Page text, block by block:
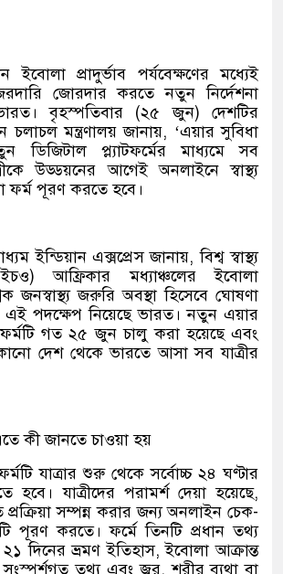
ইবোলা প্রাদুর্ভাব পর্যবেক্ষণের মধ্যেই
জোরদার করতে নতুন নির্দেশনা
বৃহস্পতিবার (২৫ জুন) দেশটির
চলাচল মন্ত্রণালয় জানায়, ‘এয়ার সুবিধা
ডিজিটাল প্ল্যাটফর্মের মাধ্যমে সব
উড্ডয়নের আগেই অনলাইনে স্বাস্থ্য
ফর্ম পূরণ করতে হবে।
ইন্ডিয়ান এক্সপ্রেস জানায়, বিশ্ব স্বাস্থ্য
আফ্রিকার মধ্যাঞ্চলের ইবোলা
জনস্বাস্থ্য জরুরি অবস্থা হিসেবে ঘোষণা
এই পদক্ষেপ নিয়েছে ভারত। নতুন এয়ার
গত ২৫ জুন চালু করা হয়েছে এবং
দেশ থেকে ভারতে আসা সব যাত্রীর
কী জানতে চাওয়া হয়
ফর্মটি যাত্রার শুরু থেকে সর্বোচ্চ ২৪ ঘণ্টার
যাত্রীদের পরামর্শ দেয়া হয়েছে,
প্রক্রিয়া সম্পন্ন করার জন্য অনলাইন চেক-
পূরণ করতে। ফর্মে তিনটি প্রধান তথ্য
দিনের ভ্রমণ ইতিহাস, ইবোলা আক্রান্ত
সংস্পর্শগত তথ্য এবং জ্বর, শরীর ব্যথা বা